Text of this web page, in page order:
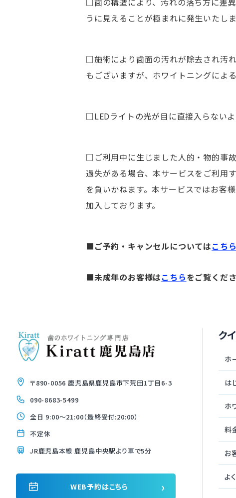
うに見えることが極まれに発生いたしま
□施術により歯面の汚れが除去され汚
もございますが、ホワイトニングによ
□LEDライトの光が目に直接入らない
□ご利用中に生じました人的・物的事
過失がある場合、本サービスをご利用
を負いかねます。本サービスではお客
加入しております。
■ご予約・キャンセルについてはこちら
■未成年のお客様はこちらをご覧くださ
〒890-0056 鹿児島県鹿児島市下荒田1丁目6-3
090-8683-5499
全日 9:00〜21:00（最終受付:20:00）
不定休
JR鹿児島本線 鹿児島中央駅より車で5分
WEB予約はこちら ›
ク
ホ
は
ホ
料
お
よ